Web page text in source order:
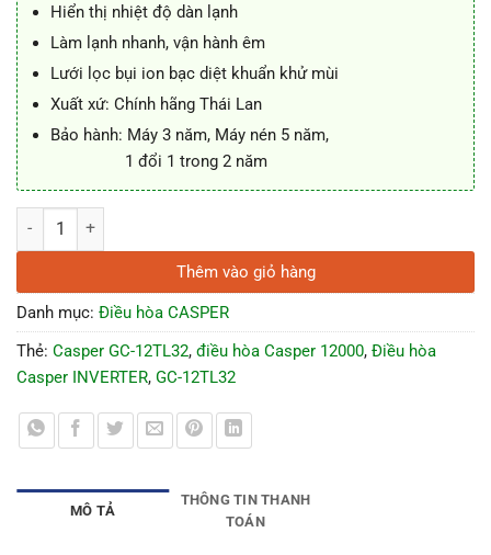
Hiển thị nhiệt độ dàn lạnh
Làm lạnh nhanh, vận hành êm
Lưới lọc bụi ion bạc diệt khuẩn khử mùi
Xuất xứ: Chính hãng Thái Lan
Bảo hành: Máy 3 năm, Máy nén 5 năm,
1 đổi 1 trong 2 năm
Điều hòa Casper 1 chiều Inverter 12000 BTU GC-12TL32 số lượng
Thêm vào giỏ hàng
Danh mục: Điều hòa CASPER
Thẻ: Casper GC-12TL32, điều hòa Casper 12000, Điều hòa
Casper INVERTER, GC-12TL32
MÔ TẢ
THÔNG TIN THANH
TOÁN